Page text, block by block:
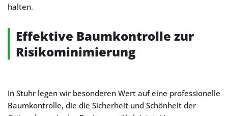
halten.
Effektive Baumkontrolle zur
Risikominimierung
In Stuhr legen wir besonderen Wert auf eine professionelle
Baumkontrolle, die die Sicherheit und Schönheit der